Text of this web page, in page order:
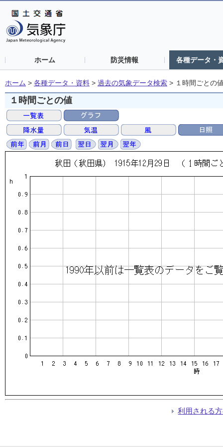
ホーム 防災情報 各種データ・
ホーム > 各種データ・資料 > 過去の気象データ検索 > １時間ごとの
１時間ごとの値
利用される